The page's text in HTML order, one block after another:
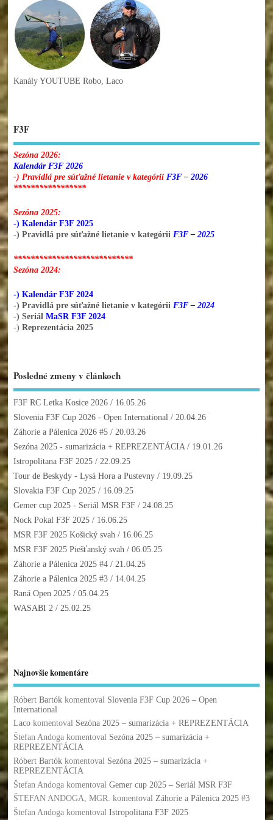
Kanály YOUTUBE Robo, Laco
F3F
Sezóna 2026:
Kalendár F3F 2026
-) Pravidlá pre súťažné lietanie v kategórii F3F – 2026
*****************
Sezóna 2025:
-) Kalendár F3F 2025
-) Pravidlá pre súťažné lietanie v kategórii F3F – 2025
****************************
Sezóna 2024:
-) Kalendár F3F 2024
-) Pravidlá pre súťažné lietanie v kategórii F3F – 2024
-) Seriál MaSR F3F 2024
-) Reprezentácia 2025
Posledné zmeny v článkoch
F3F RC Letka Kosice 2026/ 16.05.26
Slovenia F3F Cup 2026 - Open International/ 20.04.26
Záhorie a Pálenica 2026 #5/ 20.03.26
Sezóna 2025 - sumarizácia + REPREZENTÁCIA/ 19.01.26
Istropolitana F3F 2025/ 22.09.25
Tour de Beskydy - Lysá Hora a Pustevny/ 19.09.25
Slovakia F3F Cup 2025/ 16.09.25
Gemer cup 2025 - Seriál MSR F3F/ 24.08.25
Nock Pokal F3F 2025/ 16.06.25
MSR F3F 2025 Košický svah/ 16.06.25
MSR F3F 2025 Piešťanský svah/ 06.05.25
Záhorie a Pálenica 2025 #4/ 21.04.25
Záhorie a Pálenica 2025 #3/ 14.04.25
Raná Open 2025/ 05.04.25
WASABI 2/ 25.02.25
Najnovšie komentáre
Róbert Bartókkomentoval Slovenia F3F Cup 2026 – Open
International
Lacokomentoval Sezóna 2025 – sumarizácia + REPREZENTÁCIA
Štefan Andogakomentoval Sezóna 2025 – sumarizácia +
REPREZENTÁCIA
Róbert Bartókkomentoval Sezóna 2025 – sumarizácia +
REPREZENTÁCIA
Štefan Andogakomentoval Gemer cup 2025 – Seriál MSR F3F
ŠTEFAN ANDOGA, MGR. komentoval Záhorie a Pálenica 2025 #3
Štefan Andogakomentoval Istropolitana F3F 2025